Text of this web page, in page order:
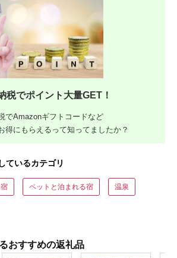
税でポイント大量GET！
でAmazonギフトコードなど
得にもらえるって知ってましたか？
ているカテゴリ
ペットと泊まれる宿 温泉
おすすめの返礼品